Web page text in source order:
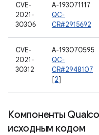
CVE-
2021-
30306
A-193071117
QC-
CR#2915692
CVE-
2021-
30312
A-193070595
QC-
CR#2948107
[2]
Компоненты
исходным кодом